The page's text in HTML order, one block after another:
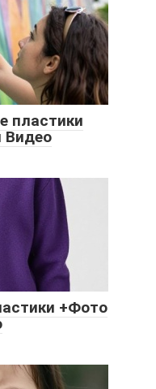
пластики
Видео
+Фото